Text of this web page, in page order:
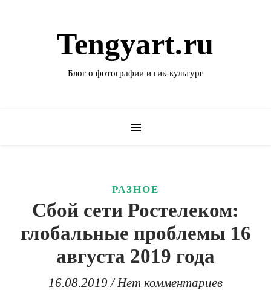
Tengyart.ru
Блог о фотографии и гик-культуре
РАЗНОЕ
Сбой сети Ростелеком:
глобальные проблемы 16
августа 2019 года
16.08.2019 / Нет комментариев